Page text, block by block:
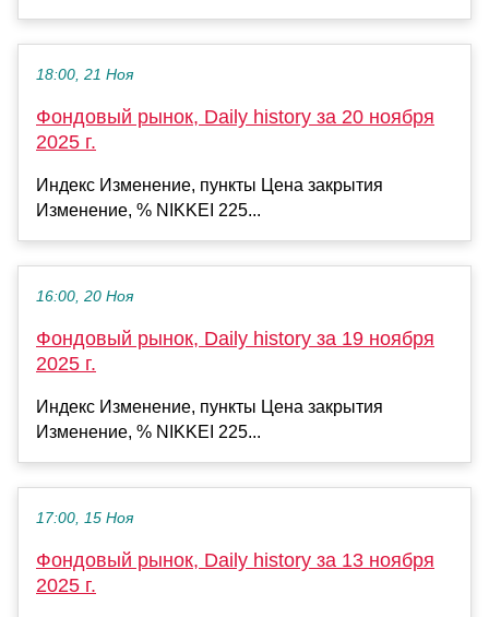
18:00, 21 Ноя
Фондовый рынок, Daily history за 20 ноября
2025 г.
Индекс Изменение, пункты Цена закрытия
Изменение, % NIKKEI 225...
16:00, 20 Ноя
Фондовый рынок, Daily history за 19 ноября
2025 г.
Индекс Изменение, пункты Цена закрытия
Изменение, % NIKKEI 225...
17:00, 15 Ноя
Фондовый рынок, Daily history за 13 ноября
2025 г.